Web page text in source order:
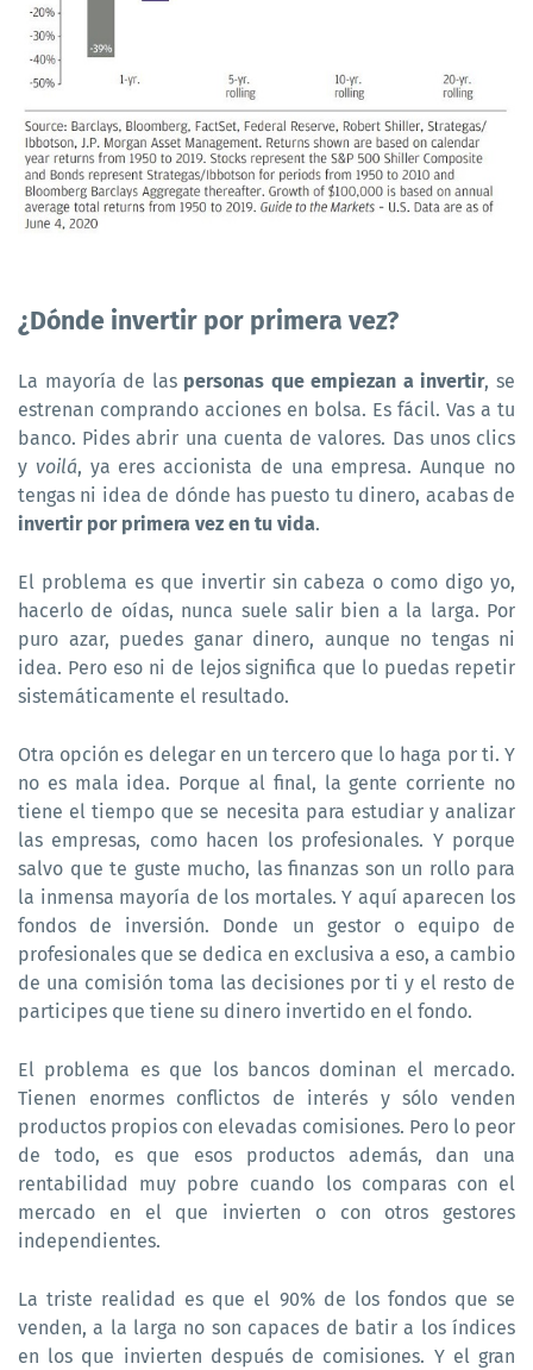
¿Dónde invertir por primera vez?
La mayoría de las personas que empiezan a invertir, se
estrenan comprando acciones en bolsa. Es fácil. Vas a tu
banco. Pides abrir una cuenta de valores. Das unos clics
y voilá, ya eres accionista de una empresa. Aunque no
tengas ni idea de dónde has puesto tu dinero, acabas de
invertir por primera vez en tu vida.
El problema es que invertir sin cabeza o como digo yo,
hacerlo de oídas, nunca suele salir bien a la larga. Por
puro azar, puedes ganar dinero, aunque no tengas ni
idea. Pero eso ni de lejos significa que lo puedas repetir
sistemáticamente el resultado.
Otra opción es delegar en un tercero que lo haga por ti. Y
no es mala idea. Porque al final, la gente corriente no
tiene el tiempo que se necesita para estudiar y analizar
las empresas, como hacen los profesionales. Y porque
salvo que te guste mucho, las finanzas son un rollo para
la inmensa mayoría de los mortales. Y aquí aparecen los
fondos de inversión. Donde un gestor o equipo de
profesionales que se dedica en exclusiva a eso, a cambio
de una comisión toma las decisiones por ti y el resto de
participes que tiene su dinero invertido en el fondo.
El problema es que los bancos dominan el mercado.
Tienen enormes conflictos de interés y sólo venden
productos propios con elevadas comisiones. Pero lo peor
de todo, es que esos productos además, dan una
rentabilidad muy pobre cuando los comparas con el
mercado en el que invierten o con otros gestores
independientes.
La triste realidad es que el 90% de los fondos que se
venden, a la larga no son capaces de batir a los índices
en los que invierten después de comisiones. Y el gran